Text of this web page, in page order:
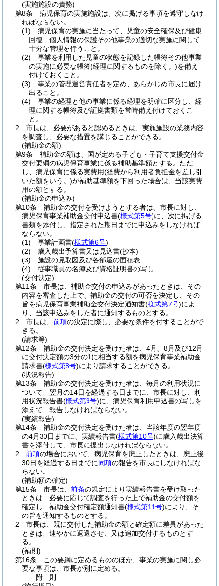
(実施施設の責務)
第8条
病児保育の実施施設は、次に掲げる事項を遵守しなけ
ればならない。
(1)
病児保育の実施に当たって、児童の安全確保及び健康
回復、個人情報の保護その他事業の適切な実施に関して
十分な管理を行うこと。
(2)
事業を利用した児童の状態を記録した帳簿その他事業
の実施に必要な帳簿(経理に関するものを除く。)を備え
付けておくこと。
(3)
事業の管理運営責任者を定め、あらかじめ市長に届け
出ること。
(4)
事業の経理と他の事業に係る経理を明確に区分し、経
理に関する帳簿及び証拠書類を常時備え付けておくこ
と。
2
市長は、必要があると認めるときは、実施施設の業務内容
を調査し、必要な措置を講じることができる。
(補助金の額)
第9条
補助金の額は、国が定める子ども・子育て支援交付金
交付要綱の病児保育事業に係る補助基準額とする。 ただ
し、病児保育に係る実費用(経費から利用者負担金を差し引
いた額をいう。)が補助基準額を下回った場合は、当該実費
用の額とする。
(補助金の申込み)
第10条
補助金の交付を受けようとする者は、市長に対し、
病児保育事業補助金交付申込書(様式第5号)に、次に掲げる
書類を添付し、指定された期日までに申込みをしなければ
ならない。
(1)
事業計画書(様式第6号)
(2)
歳入歳出予算書又は見込書(抄本)
(3)
施設の見取図及び各部屋の面積表
(4)
従事職員の名簿及び資格証明書の写し
(交付決定)
第11条
市長は、補助金交付の申込みがあったときは、その
内容を審査した上で、補助金の交付の可否を決定し、その
旨を病児保育事業補助金交付決定通知書(様式第7号)によ
り、当該申込みをした者に通知するものとする。
2
市長は、 前項の決定に際し、必要な条件を付することがで
きる。
(請求等)
第12条
補助金の交付決定を受けた者は、4月、8月及び12月
に交付決定額の3分の1に相当する額を病児保育事業補助金
請求書(様式第8号)により請求することができる。
(状況報告)
第13条
補助金の交付決定を受けた者は、毎月の利用状況に
ついて、翌月の14日を経過する日までに、市長に対し、利
用状況報告書(様式第9号)に、病児保育利用申込書の写しを
添えて、報告しなければならない。
(実績報告)
第14条
補助金の交付決定を受けた者は、当該年度の翌年度
の4月30日までに、実績報告書(様式第10号)に歳入歳出決算
書を添付して、市長に提出しなければならない。
2
前項の場合において、病児保育を廃止したときは、廃止後
30日を経過する日までに同項の報告を市長にしなければな
らない。
(補助額の確定)
第15条
市長は、 前条の規定により実績報告書を受け取った
ときは、必要に応じて調査を行った上で補助金の交付額を
確定し、補助金交付確定額通知書(様式第11号)により、そ
の旨を通知するものとする。
2
市長は、既に交付した補助金の額と確定額に差異があった
ときは、速やかに返還させ、又は追加交付するものとす
る。
(補則)
第16条
この要綱に定めるもののほか、事業の実施に関し必
要な事項は、市長が別に定める。
附 則